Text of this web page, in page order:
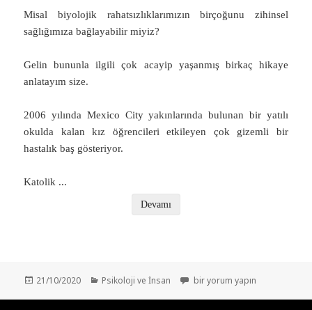
Misal biyolojik rahatsızlıklarımızın birçoğunu zihinsel
sağlığımıza bağlayabilir miyiz?
Gelin bununla ilgili çok acayip yaşanmış birkaç hikaye
anlatayım size.
2006 yılında Mexico City yakınlarında bulunan bir yatılı
okulda kalan kız öğrencileri etkileyen çok gizemli bir
hastalık baş gösteriyor.
Katolik ...
Devamı
Yayın
21/10/2020 Kategoriler
Psikoloji ve İnsan PSİKOLOJİK SALGIN –
bir yorum yapın